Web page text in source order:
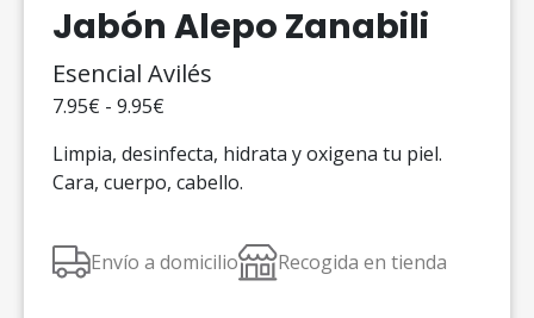
Jabón Alepo Zanabili
Esencial Avilés
7.95€ - 9.95€
Limpia, desinfecta, hidrata y oxigena tu piel.
Cara, cuerpo, cabello.
Envío a domicilio Recogida en tienda